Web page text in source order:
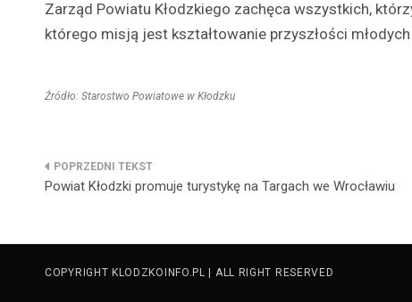
Zarząd Powiatu Kłodzkiego zachęca wszystkich,
którego misją jest kształtowanie przyszłości
Źródło: Starostwo Powiatowe w Kłodzku
Nawigacja
Powiat Kłodzki promuje turystykę na Targach we Wrocławiu
COPYRIGHT KLODZKOINFO.PL | ALL RIGHT RESERVED